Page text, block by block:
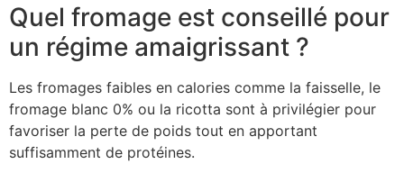
Quel fromage est conseillé pour
un régime amaigrissant ?
Les fromages faibles en calories comme la faisselle, le
fromage blanc 0% ou la ricotta sont à privilégier pour
favoriser la perte de poids tout en apportant
suffisamment de protéines.